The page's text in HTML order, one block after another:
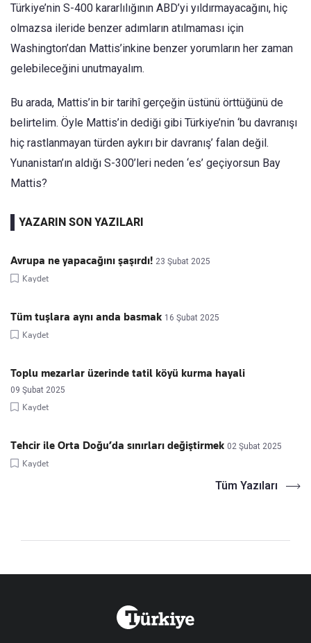
Türkiye’nin S-400 kararlılığının ABD’yi yıldırmayacağını, hiç
olmazsa ileride benzer adımların atılmaması için
Washington’dan Mattis’inkine benzer yorumların her zaman
gelebileceğini unutmayalım.
Bu arada, Mattis’in bir tarihî gerçeğin üstünü örttüğünü de
belirtelim. Öyle Mattis’in dediği gibi Türkiye’nin ‘bu davranışı
hiç rastlanmayan türden aykırı bir davranış’ falan değil.
Yunanistan’ın aldığı S-300’leri neden ‘es’ geçiyorsun Bay
Mattis?
YAZARIN SON YAZILARI
Avrupa ne yapacağını şaşırdı! 23 Şubat 2025
Kaydet
Tüm tuşlara aynı anda basmak 16 Şubat 2025
Kaydet
Toplu mezarlar üzerinde tatil köyü kurma hayali
09 Şubat 2025
Kaydet
Tehcir ile Orta Doğu’da sınırları değiştirmek 02 Şubat 2025
Kaydet
Tüm Yazıları